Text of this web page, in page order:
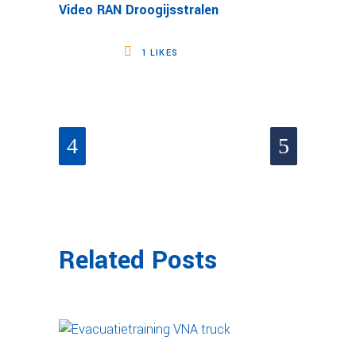
Video RAN Droogijsstralen
1 LIKES
Related Posts